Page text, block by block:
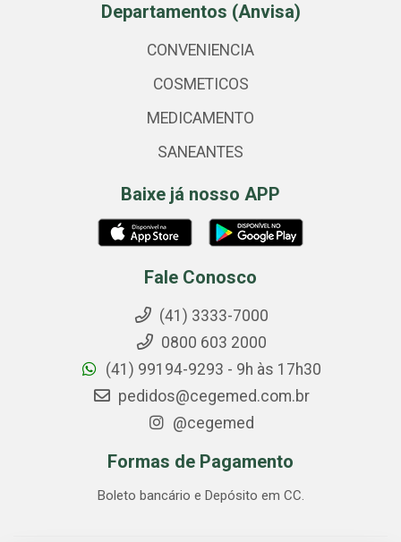
Departamentos (Anvisa)
CONVENIENCIA
COSMETICOS
MEDICAMENTO
SANEANTES
Baixe já nosso APP
Fale Conosco
(41) 3333-7000
0800 603 2000
(41) 99194-9293 - 9h às 17h30
pedidos@cegemed.com.br
@cegemed
Formas de Pagamento
Boleto bancário e Depósito em CC.